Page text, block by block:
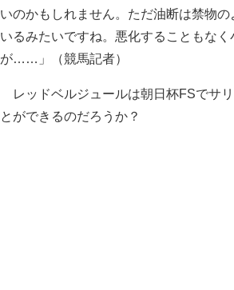
いのかもしれません。ただ油断は禁物
いるみたいですね。悪化することもな
が……」（競馬記者）
レッドベルジュールは朝日杯FSでサ
とができるのだろうか？